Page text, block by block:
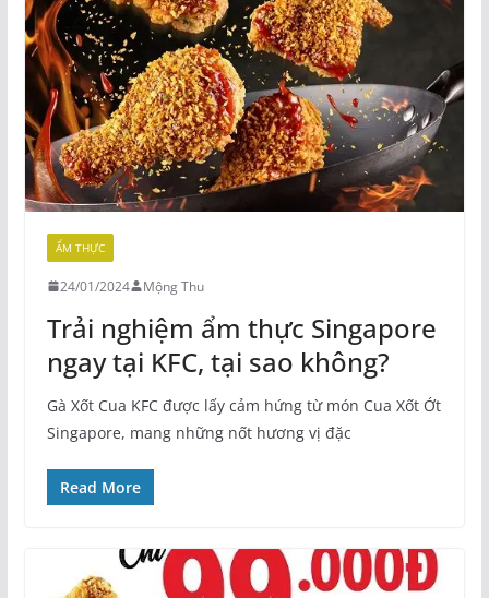
ẨM THỰC
24/01/2024 Mộng Thu
Trải nghiệm ẩm thực Singapore
ngay tại KFC, tại sao không?
Gà Xốt Cua KFC được lấy cảm hứng từ món Cua Xốt Ớt
Singapore, mang những nốt hương vị đặc
Read More